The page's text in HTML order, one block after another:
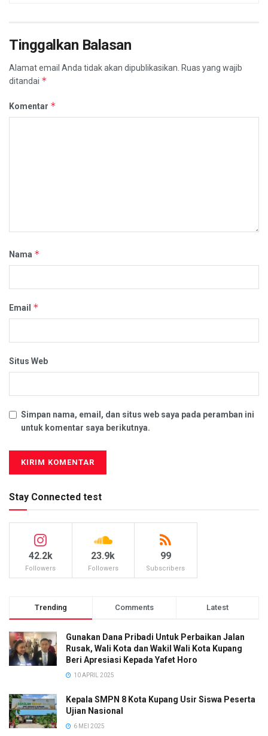
Tinggalkan Balasan
Alamat email Anda tidak akan dipublikasikan. Ruas yang wajib
ditandai *
Komentar *
Nama *
Email *
Situs Web
Simpan nama, email, dan situs web saya pada peramban ini
untuk komentar saya berikutnya.
Stay Connected test
42.2k
Followers
23.9k
Followers
99
Subscribers
Trending Comments Latest
Gunakan Dana Pribadi Untuk Perbaikan Jalan
Rusak, Wali Kota dan Wakil Wali Kota Kupang
Beri Apresiasi Kepada Yafet Horo
10 APRIL 2025
Kepala SMPN 8 Kota Kupang Usir Siswa Peserta
Ujian Nasional
6 MEI 2025